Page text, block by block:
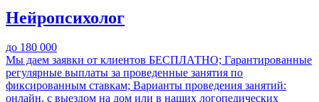
Нейропсихолог
до 180 000
Мы даем заявки от клиентов БЕСПЛАТНО; Гарантированные
регулярные выплаты за проведенные занятия по
фиксированным ставкам; Варианты проведения занятий:
онлайн, с выездом на дом или в наших логопедических